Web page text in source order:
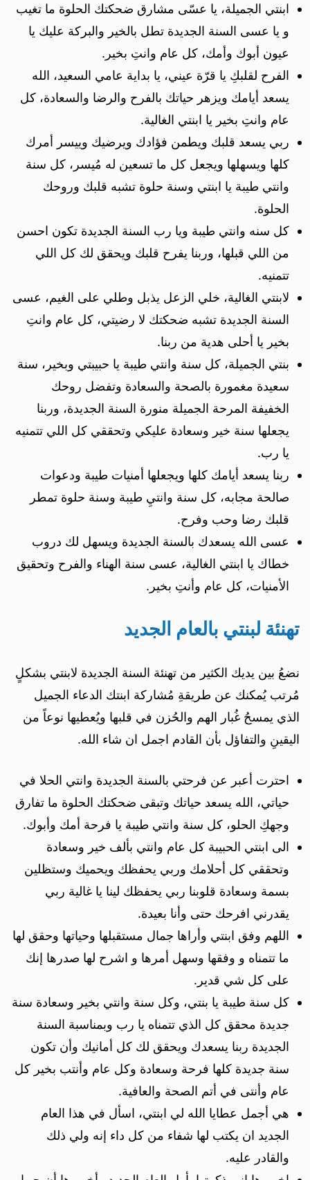
ابنتي الجميلة، يا عسّى مشارق ضحكتك الحلوة ما تغيب
و يا عسى السنة الجديدة تطل بالخير والبركة عليك يا
عيون أبوك وأمك، كل عام وانتِ بخير.
الفرح لقلبكِ يا قرّة عيني، يا بداية عامي السعيد، الله
يسعد أيامك ويزهر حياتك بالفرح والرضا والسعادة، كل
عام وانتِ بخير يا ابنتي الغالية.
ربي يسعد قلبك ويطمن فؤادك ويرضيك وييسر أمرك
كلها ويسهلها ويجعل كل ما تسعين له مُيسر، كل سنة
وانتي طيبة يا ابنتي وسنة حلوة تشبه قلبك وروحك
الحلوة.
كل سنه وانتي طيبة ويا رب السنة الجديدة تكون احسن
من اللي قبلها، وربنا يفرح قلبك ويحقق لك كل اللي
تتمنيه.
لابنتي الغالية، خلي الزعل يذبل وطلي على الغيم، عسى
السنة الجديدة تشبه ضحكتك لا رضيتي، كل عام وانتِ
بخير يا أحلى هدية من ربنا.
بنتي الجميلة، كل سنة وانتي طيبة يا حبيبتي وبخير، سنة
سعيدة مغمورة بالصحة والسعادة وتفضل روحك
الخفيفة المرحة الجميلة منورة السنة الجديدة، وربنا
يجعلها سنة خير وسعادة عليكي وتحققي كل اللي تتمنيه
يا رب.
ربنا يسعد أيامك كلها ويجعلها أمنيات طيبة ودعوات
صالحة مجابه، كل سنة وانتيِ طيبة وسنة حلوة تمطر
قلبك رضا وحب وفرح.
عسى الله يسعدك بالسنة الجديدة ويسهل لك دروب
خطاك يا ابنتي الغالية، عسى سنة الهناء والفرح وتحقيق
الأمنيات، كل عام وأنتِ بخير.
تهنئة لبنتي بالعام الجديد
نضعُ بين يديك الكثير من تهنئة السنة الجديدة لابنتي بشكلٍ
مُرتب يُمكنك عن طريقةِ مُشاركة ابنتك الدعاء الجميل
الذي يمسحُ غُبار الهم والحُزن في قلبها ويُعطيها نوعاً من
اليقينِ والتفاؤل بأن القادم اجمل ان شاء الله.
احترت أعبر عن فرحتي بالسنة الجديدة وانتي الحلا في
حياتي، الله يسعد حياتك وتبقى ضحكتك الحلوة ما تفارق
وجهكِ الحلو، كل سنة وانتي طيبة يا فرحة أمك وأبوك.
الى ابنتي الحبيبة كل عام وانتي بألف خير وسعادة
وتحققي كل أحلامك وربي يحفظك ويحميك وستظلين
بسمة وسعادة قلوبنا ربي يحفظك لينا يا غالية ربي
يقدرني افرحك حتى وأنا بعيدة.
اللهم وفق ابنتي وأراها جمال مستقبلها وحياتها وحقق لها
ما تتمناه و وفقها وسهل أمرها و اشرح لها صدرها إنك
على كل شي قدير.
كل سنة طيبة يا بنتي، وكل سنة وانتي بخير وسعادة سنة
جديدة محقق كل الذي تتمناه يا رب وبمناسبة السنة
الجديدة ربنا يسعدك ويحقق لك كل أمانيك وأن تكون
سنة جديدة كلها فرحة وسعادة وكل عام وأنتب بخير كل
عام وأنتى في أتم الصحة والعافية.
هي أجمل عطايا الله لي ابنتي، اسأل في هذا العام
الجديد ان يكتب لها شفاء من كل داء إنه ولي ذلك
والقادر عليه.